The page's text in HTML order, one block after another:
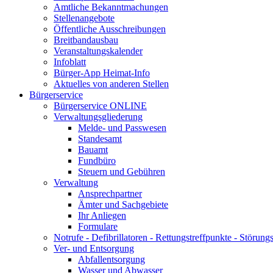
Amtliche Bekanntmachungen
Stellenangebote
Öffentliche Ausschreibungen
Breitbandausbau
Veranstaltungskalender
Infoblatt
Bürger-App Heimat-Info
Aktuelles von anderen Stellen
Bürgerservice
Bürgerservice ONLINE
Verwaltungsgliederung
Melde- und Passwesen
Standesamt
Bauamt
Fundbüro
Steuern und Gebühren
Verwaltung
Ansprechpartner
Ämter und Sachgebiete
Ihr Anliegen
Formulare
Notrufe - Defibrillatoren - Rettungstreffpunkte -
Ver- und Entsorgung
Abfallentsorgung
Wasser und Abwasser